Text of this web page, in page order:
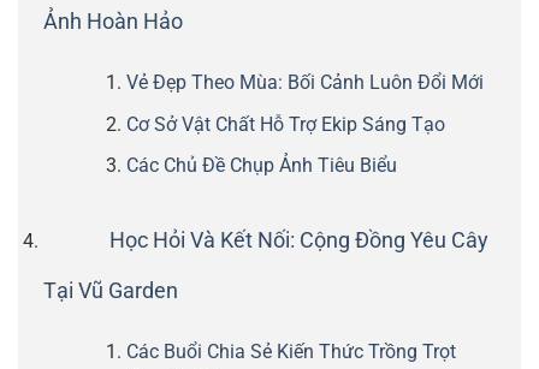
Ảnh Hoàn Hảo
Vẻ Đẹp Theo Mùa: Bối Cảnh Luôn Đổi Mới
Cơ Sở Vật Chất Hỗ Trợ Ekip Sáng Tạo
Các Chủ Đề Chụp Ảnh Tiêu Biểu
Học Hỏi Và Kết Nối: Cộng Đồng Yêu Cây
Tại Vũ Garden
Các Buổi Chia Sẻ Kiến Thức Trồng Trọt